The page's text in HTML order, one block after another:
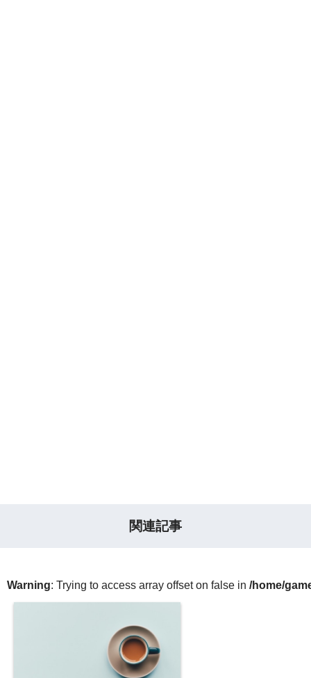
関連記事
Warning: Trying to access array offset on false in /home/